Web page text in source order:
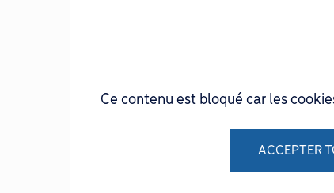
Ce contenu est bloqué car les
ACCEPTER